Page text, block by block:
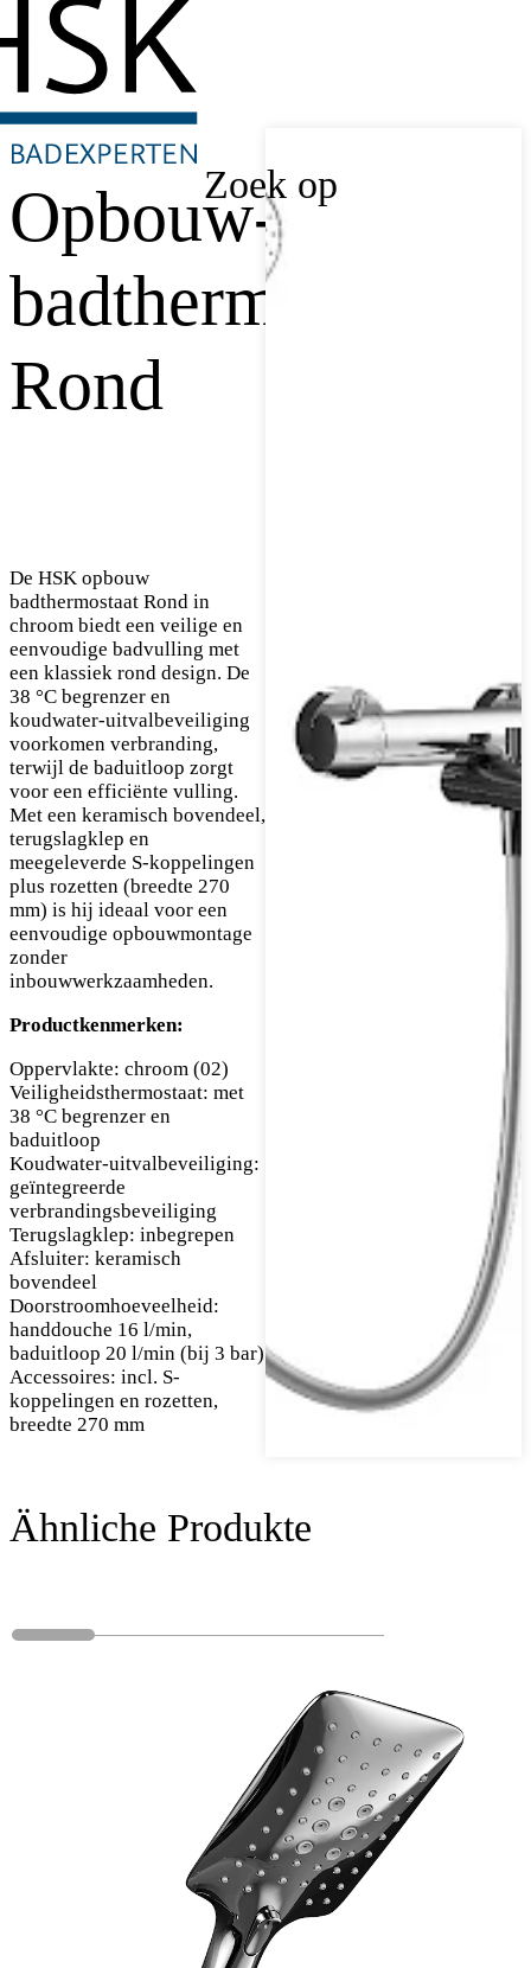
Zoek op
Opbouw-
badthermostaat
Rond
De HSK opbouw
badthermostaat Rond in
chroom biedt een veilige en
eenvoudige badvulling met
een klassiek rond design. De
38 °C begrenzer en
koudwater-uitvalbeveiliging
voorkomen verbranding,
terwijl de baduitloop zorgt
voor een efficiënte vulling.
Met een keramisch bovendeel,
terugslagklep en
meegeleverde S-koppelingen
plus rozetten (breedte 270
mm) is hij ideaal voor een
eenvoudige opbouwmontage
zonder
inbouwwerkzaamheden.
Productkenmerken:
Oppervlakte: chroom (02)
Veiligheidsthermostaat: met
38 °C begrenzer en
baduitloop
Koudwater-uitvalbeveiliging:
geïntegreerde
verbrandingsbeveiliging
Terugslagklep: inbegrepen
Afsluiter: keramisch
bovendeel
Doorstroomhoeveelheid:
handdouche 16 l/min,
baduitloop 20 l/min (bij 3 bar)
Accessoires: incl. S-
koppelingen en rozetten,
breedte 270 mm
Ähnliche Produkte